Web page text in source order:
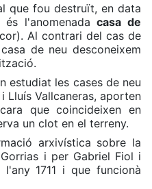
que fou destruït, en data
és l'anomenadacasa de
Al contrari del cas de
de neu desconeixem
estudiat les cases de neu
Lluís Vallcaneras, aporten
que coincideixen en
un clot en el terreny.
arxivística sobre la
i per Gabriel Fiol i
1711 i que funcionà